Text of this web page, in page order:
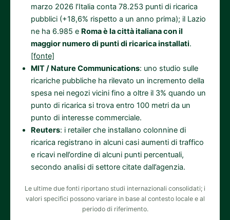
marzo 2026 l’Italia conta 78.253 punti di ricarica
pubblici (+18,6% rispetto a un anno prima); il Lazio
ne ha 6.985 e Roma è la città italiana con il
maggior numero di punti di ricarica installati.
[fonte]
MIT / Nature Communications: uno studio sulle
ricariche pubbliche ha rilevato un incremento della
spesa nei negozi vicini fino a oltre il 3% quando un
punto di ricarica si trova entro 100 metri da un
punto di interesse commerciale.
Reuters: i retailer che installano colonnine di
ricarica registrano in alcuni casi aumenti di traffico
e ricavi nell’ordine di alcuni punti percentuali,
secondo analisi di settore citate dall’agenzia.
Le ultime due fonti riportano studi internazionali consolidati; i
valori specifici possono variare in base al contesto locale e al
periodo di riferimento.